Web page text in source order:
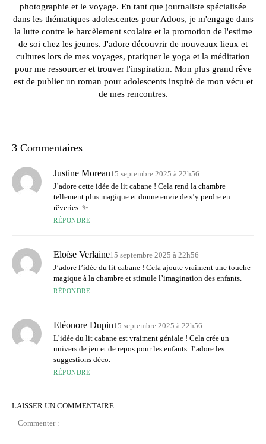
photographie et le voyage. En tant que journaliste spécialisée
dans les thématiques adolescentes pour Adoos, je m'engage dans
la lutte contre le harcèlement scolaire et la promotion de l'estime
de soi chez les jeunes. J'adore découvrir de nouveaux lieux et
cultures lors de mes voyages, pratiquer le yoga et la méditation
pour me ressourcer et trouver l'inspiration. Mon plus grand rêve
est de publier un roman pour adolescents inspiré de mon vécu et
de mes rencontres.
3 Commentaires
Justine Moreau15 septembre 2025 à 22h56
J’adore cette idée de lit cabane ! Cela rend la chambre
tellement plus magique et donne envie de s’y perdre en
rêveries. ✨
RÉPONDRE
Eloïse Verlaine15 septembre 2025 à 22h56
J’adore l’idée du lit cabane ! Cela ajoute vraiment une touche
magique à la chambre et stimule l’imagination des enfants.
RÉPONDRE
Eléonore Dupin15 septembre 2025 à 22h56
L’idée du lit cabane est vraiment géniale ! Cela crée un
univers de jeu et de repos pour les enfants. J’adore les
suggestions déco.
RÉPONDRE
LAISSER UN COMMENTAIRE